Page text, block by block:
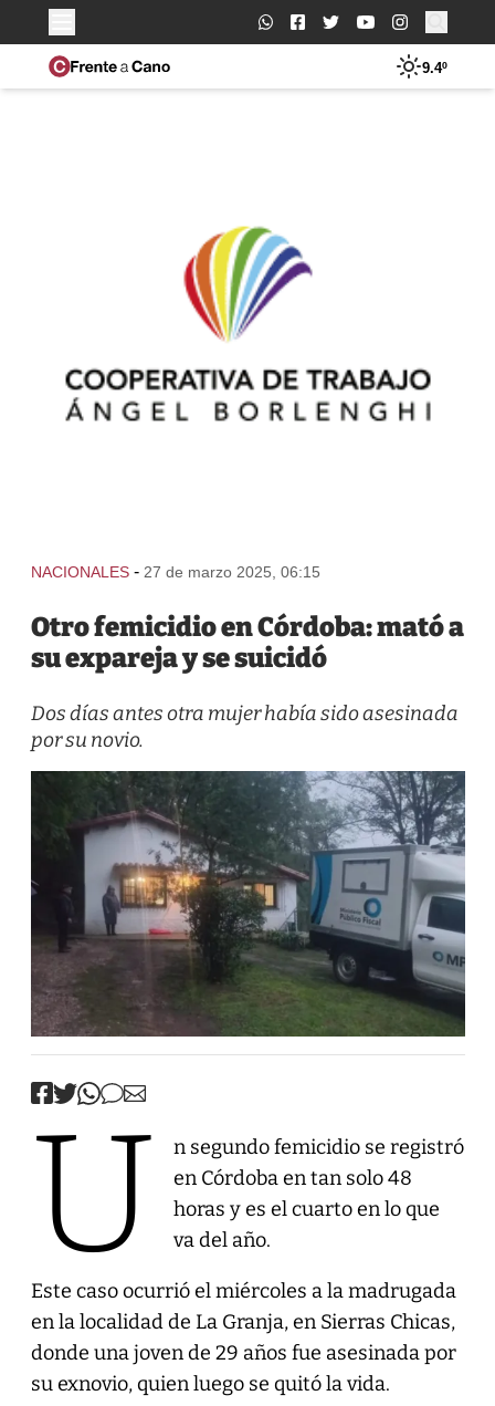
Buscar:
9.4º
NACIONALES - 27 de marzo 2025, 06:15
Otro femicidio en Córdoba: mató a
su expareja y se suicidó
Dos días antes otra mujer había sido asesinada
por su novio.
U
n segundo femicidio se registró
en Córdoba en tan solo 48
horas y es el cuarto en lo que
va del año.
Este caso ocurrió el miércoles a la madrugada
en la localidad de La Granja, en Sierras Chicas,
donde una joven de 29 años fue asesinada por
su exnovio, quien luego se quitó la vida.